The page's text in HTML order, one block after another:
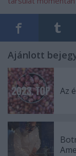
Ajánlott
Az